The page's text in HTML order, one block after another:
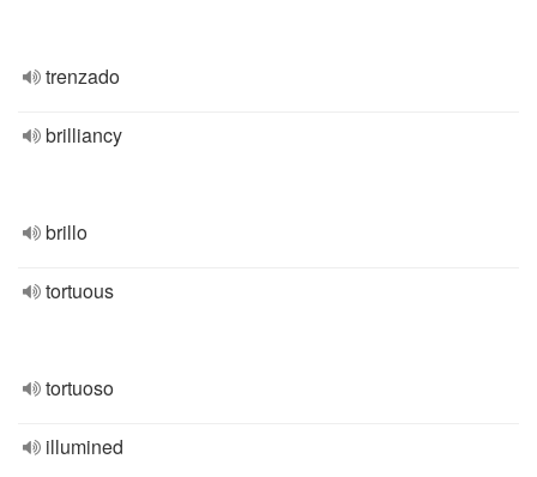
trenzado
brilliancy
brillo
tortuous
tortuoso
illumined